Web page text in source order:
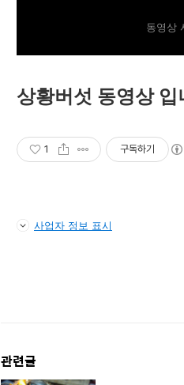
동영상
상황버섯 동영상
1 구독하기
사업자 정보 표시
관련글